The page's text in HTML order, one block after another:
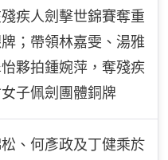
疾人劍擊世錦賽奪重
；帶領林嘉雯、湯雅
夥拍鍾婉萍，奪殘疾
子佩劍團體銅牌
、何彥政及丁健乘於